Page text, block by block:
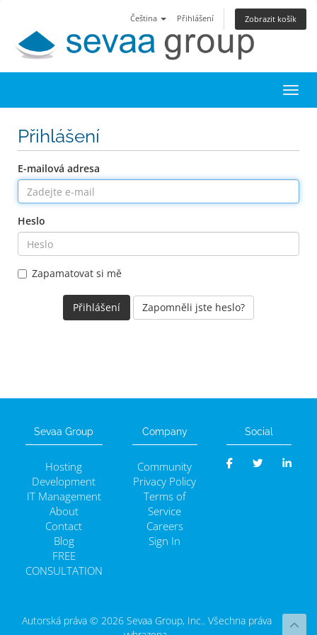
Čeština Přihlášení Zobrazit košík
Přihlášení
E-mailová adresa
Heslo
Zapamatovat si mě
Zapomněli jste heslo?
Sevaa Group
Hosting
Development
IT Management
About
Contact
Blog
FREE
CONSULTATION
Company
Community
Privacy Policy
Terms of
Service
Careers
Sign In
Social
Autorská práva © 2026 Sevaa Group, Inc.. Všechna práva